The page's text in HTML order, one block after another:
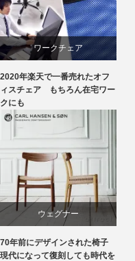
椅子
リクライニングチェア
椅子
ワークチェア
回転椅子
椅子
2020年楽天で一番売れたオフ
ィスチェア もちろん在宅ワー
クにも
ウェグナー
オーク
70年前にデザインされた椅子
現代になって復刻しても時代を